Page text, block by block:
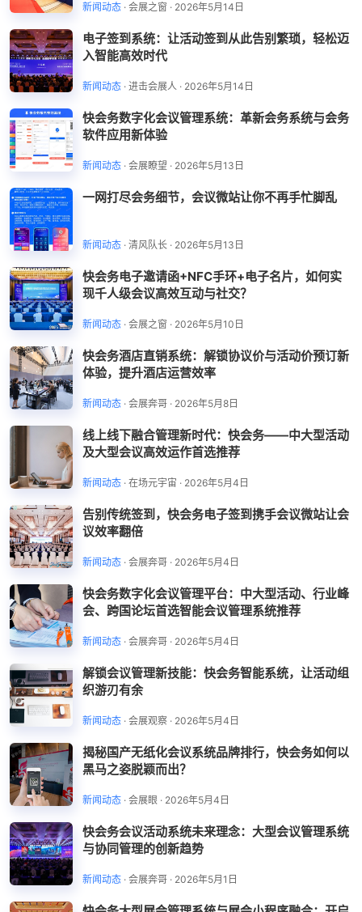
新闻动态 · 会展之窗 · 2026年5月14日
电子签到系统：让活动签到从此告别繁琐，轻松迈
入智能高效时代
新闻动态 · 进击会展人 · 2026年5月14日
快会务数字化会议管理系统：革新会务系统与会务
软件应用新体验
新闻动态 · 会展瞭望 · 2026年5月13日
一网打尽会务细节，会议微站让你不再手忙脚乱
新闻动态 · 清风队长 · 2026年5月13日
快会务电子邀请函+NFC手环+电子名片，如何实
现千人级会议高效互动与社交？
新闻动态 · 会展之窗 · 2026年5月10日
快会务酒店直销系统：解锁协议价与活动价预订新
体验，提升酒店运营效率
新闻动态 · 会展奔哥 · 2026年5月8日
线上线下融合管理新时代：快会务——中大型活动
及大型会议高效运作首选推荐
新闻动态 · 在场元宇宙 · 2026年5月4日
告别传统签到，快会务电子签到携手会议微站让会
议效率翻倍
新闻动态 · 会展奔哥 · 2026年5月4日
快会务数字化会议管理平台：中大型活动、行业峰
会、跨国论坛首选智能会议管理系统推荐
新闻动态 · 会展奔哥 · 2026年5月4日
解锁会议管理新技能：快会务智能系统，让活动组
织游刃有余
新闻动态 · 会展观察 · 2026年5月4日
揭秘国产无纸化会议系统品牌排行，快会务如何以
黑马之姿脱颖而出？
新闻动态 · 会展眼 · 2026年5月4日
快会务会议活动系统未来理念：大型会议管理系统
与协同管理的创新趋势
新闻动态 · 会展奔哥 · 2026年5月1日